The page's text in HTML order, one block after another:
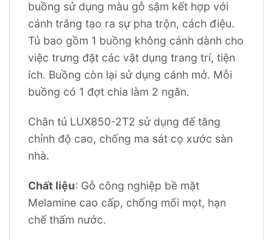
buồng sử dụng màu gỗ sậm kết hợp với
cánh trắng tạo ra sự pha trộn, cách điệu.
Tủ bao gồm 1 buồng không cánh dành cho
việc trưng đặt các vật dụng trang trí, tiện
ích. Buồng còn lại sử dụng cánh mở. Mỗi
buồng có 1 đợt chia làm 2 ngăn.
Chân tủ LUX850-2T2 sử dụng đế tăng
chỉnh độ cao, chống ma sát cọ xước sàn
nhà.
Chất liệu: Gỗ công nghiệp bề mặt
Melamine cao cấp, chống mối mọt, hạn
chế thấm nước.